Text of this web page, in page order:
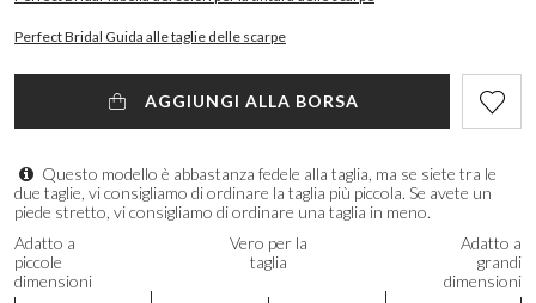
Perfect Bridal Guida alle taglie delle scarpe
AGGIUNGI ALLA BORSA
Questo modello è abbastanza fedele alla taglia, ma se siete tra le
due taglie, vi consigliamo di ordinare la taglia più piccola. Se avete un
piede stretto, vi consigliamo di ordinare una taglia in meno.
Adatto a
piccole
dimensioni
Vero per la
taglia
Adatto a
grandi
dimensioni